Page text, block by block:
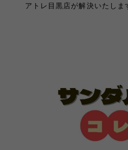
アトレ目黒店が解決いたしま